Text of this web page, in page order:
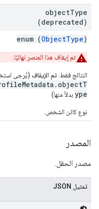
objectType
(deprecated)
enum (ObjectType)
تم إيقاف هذا العنصر نهائيًا.
النتائج فقط. تم الإيقاف (يُرجى
ype بدلاً منها)
نوع كائن الشخص.
المصدر
مصدر الحقل.
تمثيل JSON